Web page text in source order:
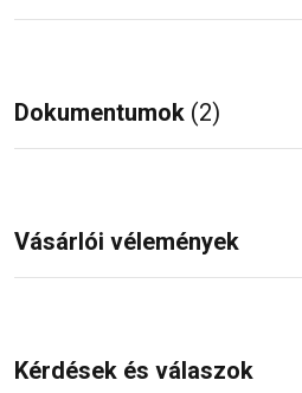
Dokumentumok (2)
Vásárlói vélemények
Kérdések és válaszok